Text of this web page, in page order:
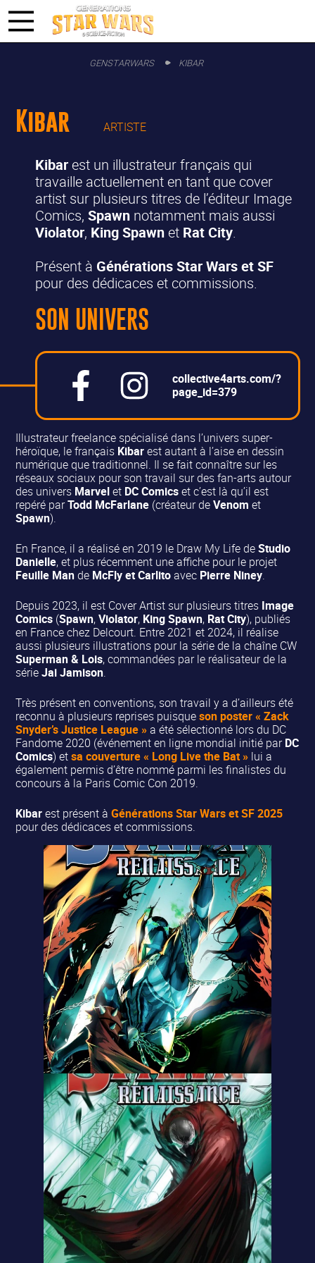
GENSTARWARS KIBAR
Kibar ARTISTE
Kibarest un illustrateur français qui
travaille actuellement en tant que cover
artist sur plusieurs titres de l’éditeur Image
Comics,Spawn notamment mais aussi
Violator, King Spawnet Rat City.
Présent à Générations Star Wars et SF
pour des dédicaces et commissions.
SON UNIVERS
collective4arts.com/?
page_id=379
Illustrateur freelance spécialisé dans l’univers super-
héroïque, le français Kibarest autant à l’aise en dessin
numérique que traditionnel. Il se fait connaître sur les
réseaux sociaux pour son travail sur des fan-arts autour
des univers Marvelet DC Comicset c’est là qu’il est
repéré parTodd McFarlane (créateur deVenom et
Spawn).
En France, il a réalisé en 2019 le Draw My Life deStudio
Danielle, et plus récemment une affiche pour le projet
Feuille Mande McFly et Carlitoavec Pierre Niney.
Depuis 2023, il est Cover Artist sur plusieurs titres Image
Comics (Spawn,Violator, King Spawn, Rat City), publiés
en France chez Delcourt. Entre 2021 et 2024, il réalise
aussi plusieurs illustrations pour la série de la chaîne CW
Superman & Lois, commandées par le réalisateur de la
sérieJai Jamison.
Très présent en conventions, son travail y a d’ailleurs été
reconnu à plusieurs reprises puisqueson poster « Zack
Snyder’s Justice League »a été sélectionné lors du DC
Fandome 2020 (événement en ligne mondial initié parDC
Comics) etsa couverture « Long Live the Bat » lui a
également permis d’être nommé parmi les finalistes du
concours à la Paris Comic Con 2019.
Kibarest présent àGénérations Star Wars et SF 2025
pour des dédicaces et commissions.